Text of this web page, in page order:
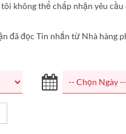
không thể chấp nhận yêu
đã đọc Tin nhắn từ Nhà hàng